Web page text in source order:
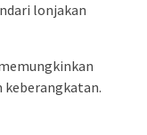
lonjakan
keberangkatan.